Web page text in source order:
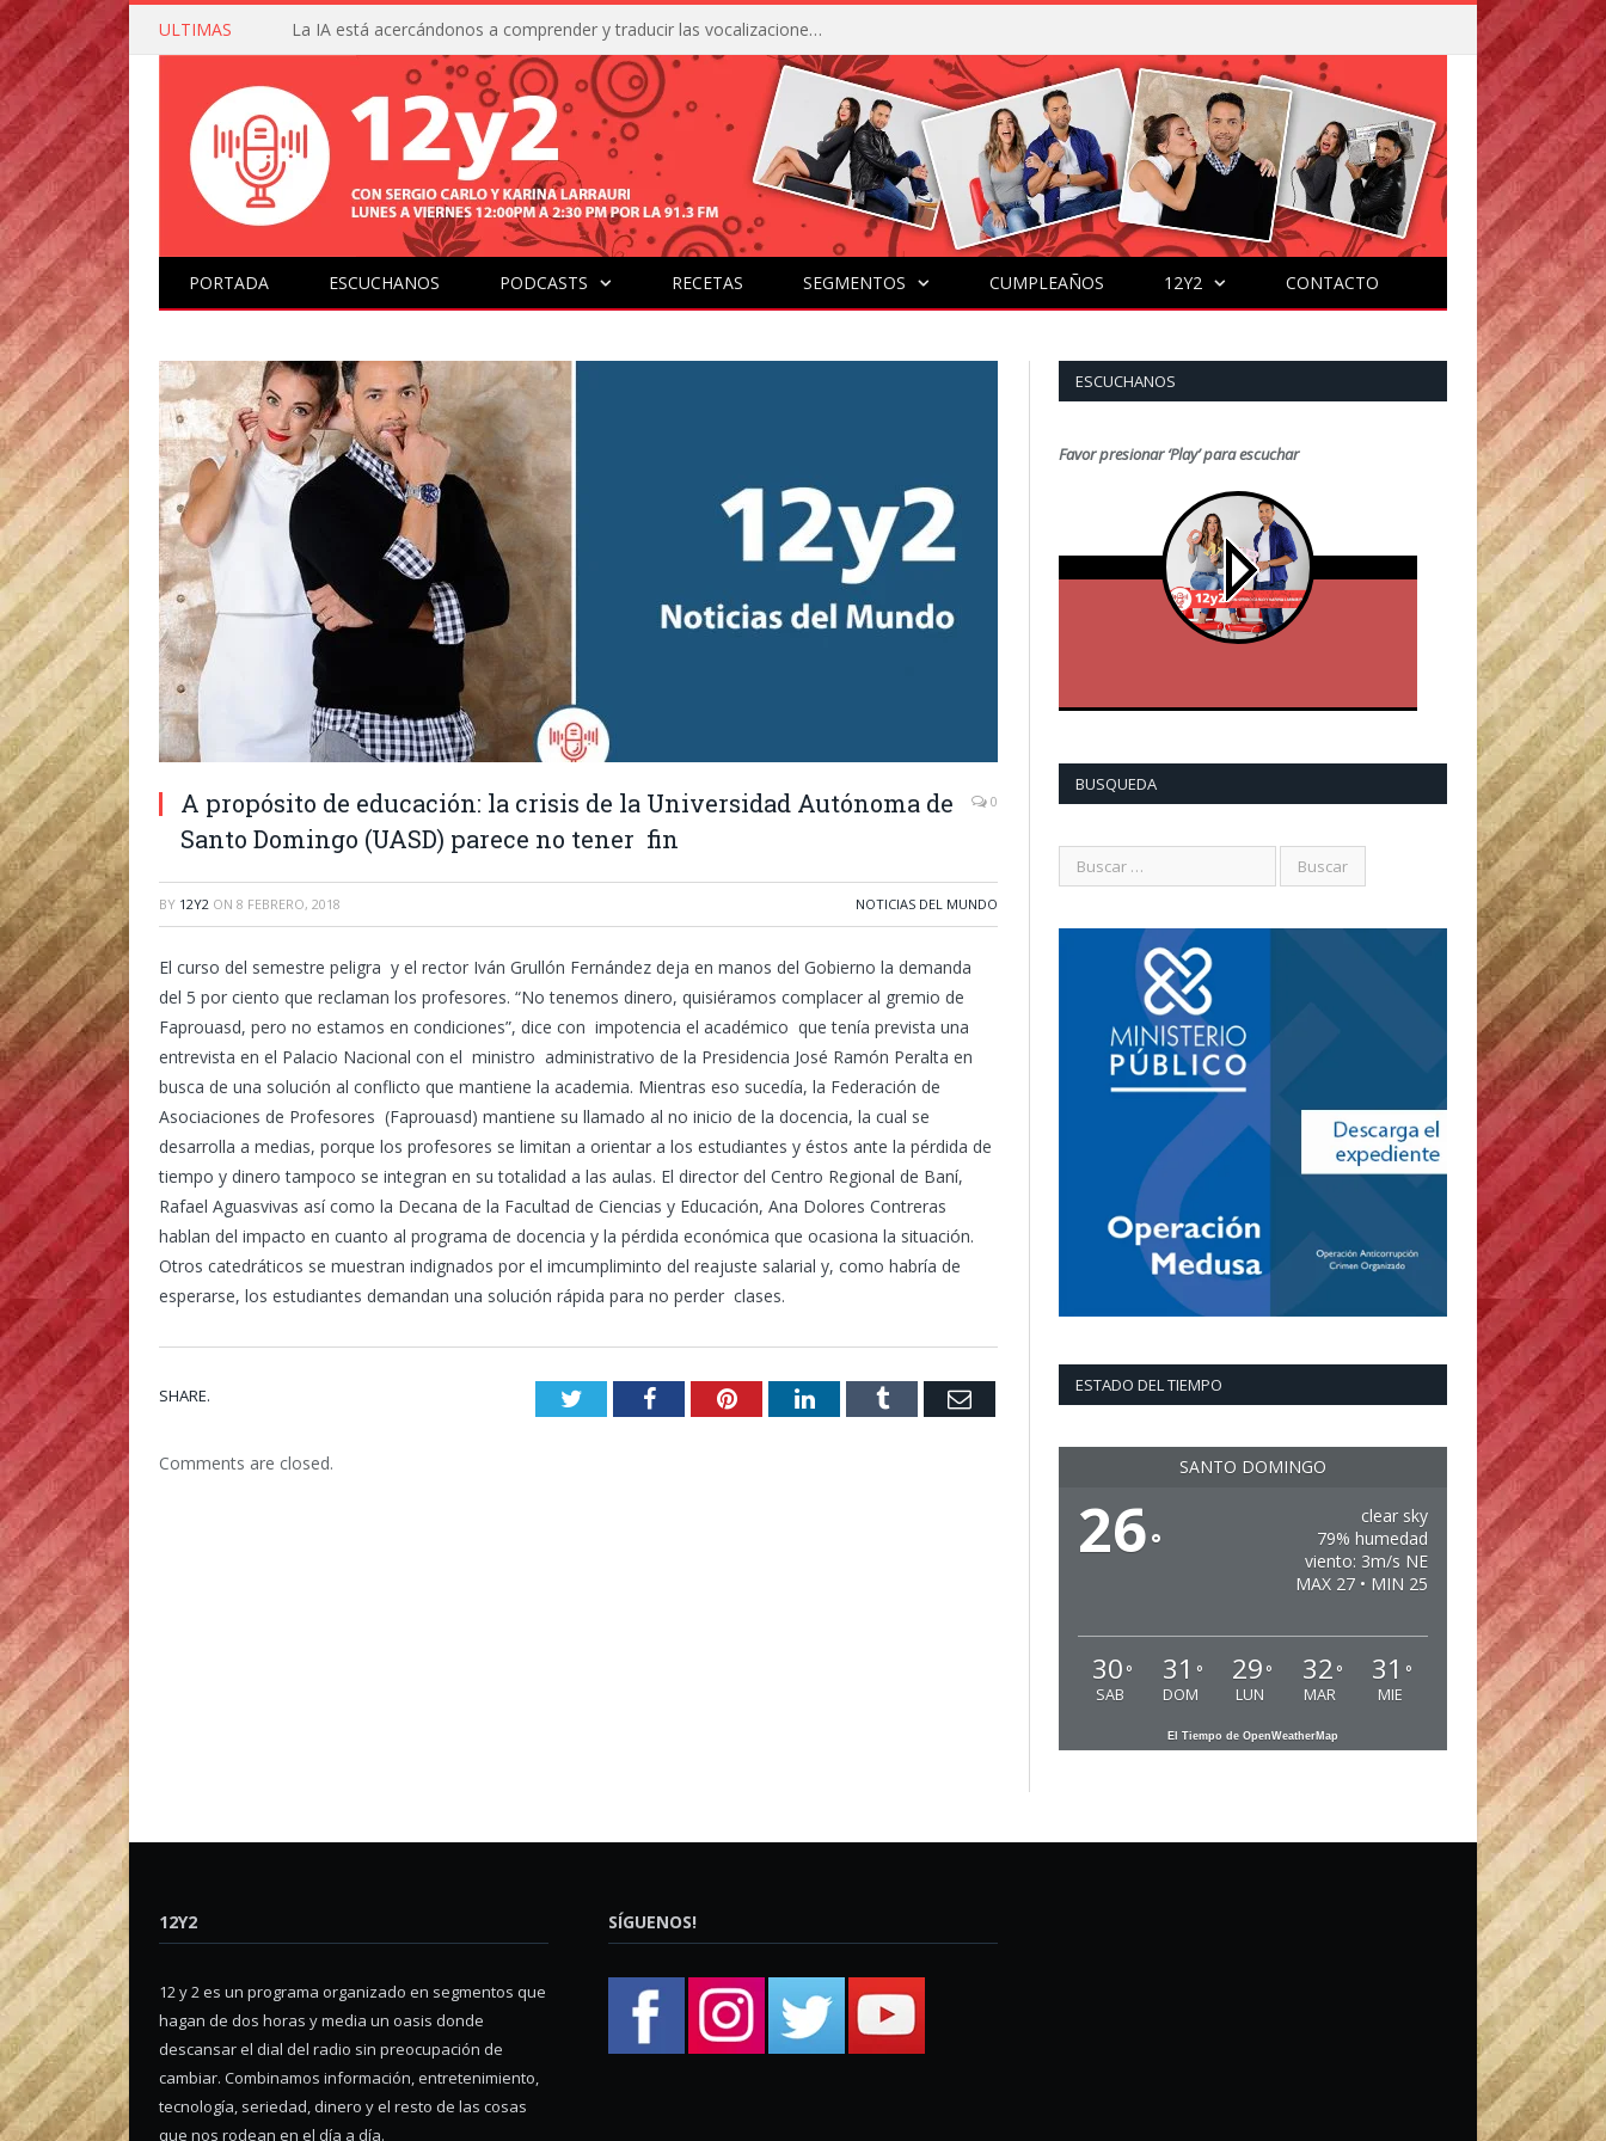
ULTIMAS La IA está acercándonos a comprender y traducir las vocalizaciones y comportamientos de nuestras mascotas
PORTADA ESCUCHANOS PODCASTS RECETAS SEGMENTOS CUMPLEAÑOS 12Y2 CONTACTO
A propósito de educación: la crisis de la Universidad Autónoma de
Santo Domingo (UASD) parece no tener fin
0
BY 12Y2 ON 8 FEBRERO, 2018 NOTICIAS DEL MUNDO
El curso del semestre peligra y el rector Iván Grullón Fernández deja en manos del Gobierno la demanda
del 5 por ciento que reclaman los profesores. “No tenemos dinero, quisiéramos complacer al gremio de
Faprouasd, pero no estamos en condiciones”, dice con impotencia el académico que tenía prevista una
entrevista en el Palacio Nacional con el ministro administrativo de la Presidencia José Ramón Peralta en
busca de una solución al conflicto que mantiene la academia. Mientras eso sucedía, la Federación de
Asociaciones de Profesores (Faprouasd) mantiene su llamado al no inicio de la docencia, la cual se
desarrolla a medias, porque los profesores se limitan a orientar a los estudiantes y éstos ante la pérdida de
tiempo y dinero tampoco se integran en su totalidad a las aulas. El director del Centro Regional de Baní,
Rafael Aguasvivas así como la Decana de la Facultad de Ciencias y Educación, Ana Dolores Contreras
hablan del impacto en cuanto al programa de docencia y la pérdida económica que ocasiona la situación.
Otros catedráticos se muestran indignados por el imcumpliminto del reajuste salarial y, como habría de
esperarse, los estudiantes demandan una solución rápida para no perder clases.
SHARE. TwitterFacebookPinterestLinkedInTumblr Email
Comments are closed.
ESCUCHANOS
Favor presionar ‘Play’ para escuchar
BUSQUEDA
ESTADO DEL TIEMPO
SANTO DOMINGO
26°
clear sky
79% humedad
viento: 3m/s NE
MAX 27 • MIN 25
30 °
SAB
31 °
DOM
29 °
LUN
32 °
MAR
31 °
MIE
El Tiempo de OpenWeatherMap
12Y2
12 y 2 es un programa organizado en segmentos que
hagan de dos horas y media un oasis donde
descansar el dial del radio sin preocupación de
cambiar. Combinamos información, entretenimiento,
tecnología, seriedad, dinero y el resto de las cosas
que nos rodean en el día a día.
SÍGUENOS!